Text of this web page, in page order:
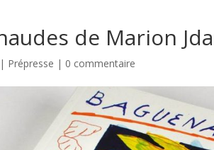
de Marion
| Prépresse | 0 commentaire